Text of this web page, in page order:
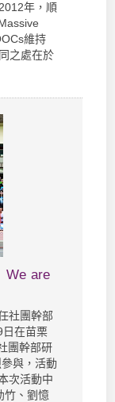
年，順
維持
之處在於
We are
社團幹部
日在苗栗
團幹部研
與，活動
次活動中
竹、劉憶